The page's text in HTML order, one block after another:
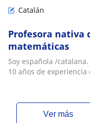
Catalán
Profesora nativa
matemáticas
Soy española /
10 años de experiencia
ver más